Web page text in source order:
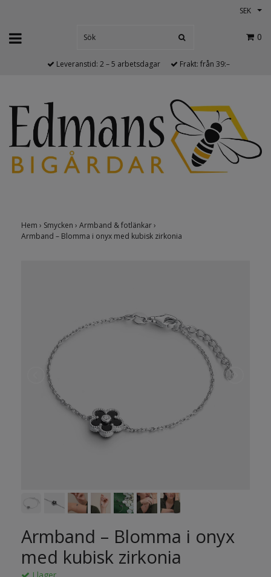
SEK
0
Leveranstid: 2 – 5 arbetsdagar Frakt: från 39:–
Hem › Smycken › Armband & fotlänkar›
Armband – Blomma i onyx med kubisk zirkonia
Armband – Blomma i onyx
med kubisk zirkonia
I lager.